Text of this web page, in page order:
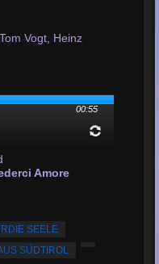
Vogt, Heinz
Records
00:55
Amore
SEELE
SÜDTIROL